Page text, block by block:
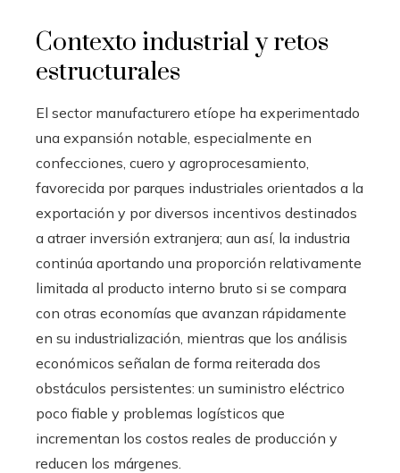
Contexto industrial y retos
estructurales
El sector manufacturero etíope ha experimentado
una expansión notable, especialmente en
confecciones, cuero y agroprocesamiento,
favorecida por parques industriales orientados a la
exportación y por diversos incentivos destinados
a atraer inversión extranjera; aun así, la industria
continúa aportando una proporción relativamente
limitada al producto interno bruto si se compara
con otras economías que avanzan rápidamente
en su industrialización, mientras que los análisis
económicos señalan de forma reiterada dos
obstáculos persistentes: un suministro eléctrico
poco fiable y problemas logísticos que
incrementan los costos reales de producción y
reducen los márgenes.